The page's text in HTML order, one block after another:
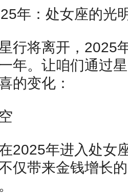
年：处女座的光
行将离开，2025
年。让咱们通过
的变化：
2025年进入处女
仅带来金钱增长